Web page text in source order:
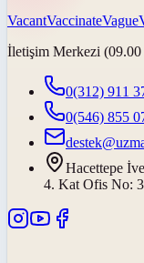
VacantVaccinateVague
İletişim Merkezi
0(312) 911
0(546) 855
Hacettepe
4. Kat Ofis No: